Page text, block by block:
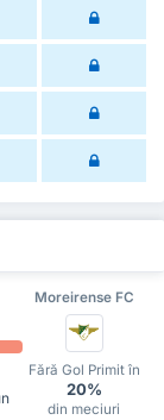
Moreirense FC
Fără Gol Primit în
20%
din meciuri